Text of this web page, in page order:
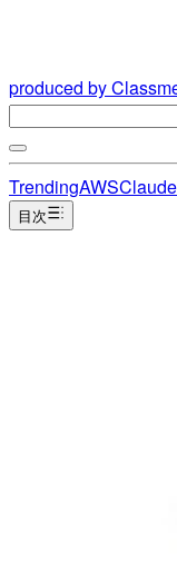
produced by
TrendingAWSClaude
目次